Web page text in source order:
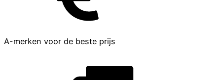
A-merken voor de beste prijs